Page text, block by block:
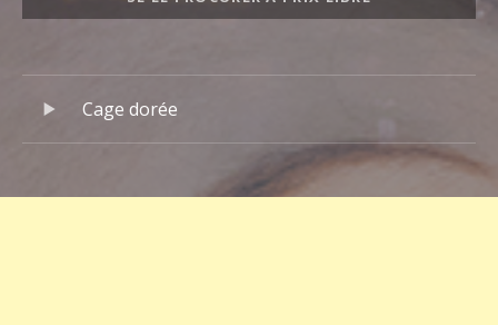
Playlist de l'album
Cage dorée